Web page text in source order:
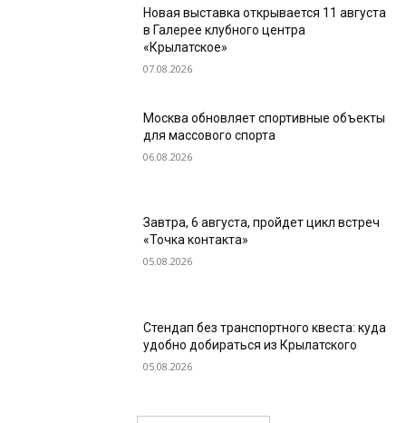
Новая выставка открывается 11 августа
в Галерее клубного центра
«Крылатское»
07.08.2026
Москва обновляет спортивные объекты
для массового спорта
06.08.2026
Завтра, 6 августа, пройдет цикл встреч
«Точка контакта»
05.08.2026
Стендап без транспортного квеста: куда
удобно добираться из Крылатского
05.08.2026